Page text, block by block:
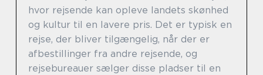
hvor rejsende kan opleve landets skønhed
og kultur til en lavere pris. Det er typisk en
rejse, der bliver tilgængelig, når der er
afbestillinger fra andre rejsende, og
rejsebureauer sælger disse pladser til en